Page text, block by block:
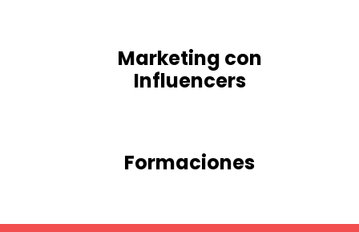
Marketing con
Influencers
Formaciones